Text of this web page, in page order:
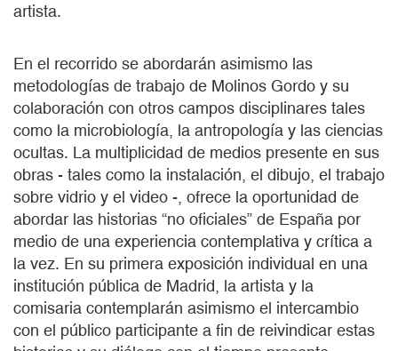
artista.
En el recorrido se abordarán asimismo las
metodologías de trabajo de Molinos Gordo y su
colaboración con otros campos disciplinares tales
como la microbiología, la antropología y las ciencias
ocultas. La multiplicidad de medios presente en sus
obras - tales como la instalación, el dibujo, el trabajo
sobre vidrio y el video -, ofrece la oportunidad de
abordar las historias “no oficiales” de España por
medio de una experiencia contemplativa y crítica a
la vez. En su primera exposición individual en una
institución pública de Madrid, la artista y la
comisaria contemplarán asimismo el intercambio
con el público participante a fin de reivindicar estas